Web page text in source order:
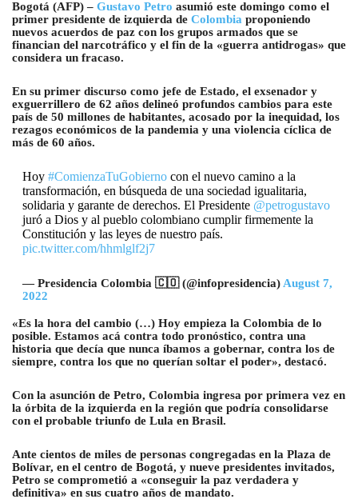
Bogotá (AFP) – Gustavo Petro asumió este domingo como el
primer presidente de izquierda de Colombia proponiendo
nuevos acuerdos de paz con los grupos armados que se
financian del narcotráfico y el fin de la «guerra antidrogas» que
considera un fracaso.
En su primer discurso como jefe de Estado, el exsenador y
exguerrillero de 62 años delineó profundos cambios para este
país de 50 millones de habitantes, acosado por la inequidad, los
rezagos económicos de la pandemia y una violencia cíclica de
más de 60 años.
Hoy #ComienzaTuGobiernocon el nuevo camino a la
transformación, en búsqueda de una sociedad igualitaria,
solidaria y garante de derechos. El Presidente @petrogustavo
juró a Dios y al pueblo colombiano cumplir firmemente la
Constitución y las leyes de nuestro país.
pic.twitter.com/hhmlglf2j7
— Presidencia Colombia 🇨🇴 (@infopresidencia) August 7,
2022
«Es la hora del cambio (…) Hoy empieza la Colombia de lo
posible. Estamos acá contra todo pronóstico, contra una
historia que decía que nunca íbamos a gobernar, contra los de
siempre, contra los que no querían soltar el poder», destacó.
Con la asunción de Petro, Colombia ingresa por primera vez en
la órbita de la izquierda en la región que podría consolidarse
con el probable triunfo de Lula en Brasil.
Ante cientos de miles de personas congregadas en la Plaza de
Bolívar, en el centro de Bogotá, y nueve presidentes invitados,
Petro se comprometió a «conseguir la paz verdadera y
definitiva» en sus cuatro años de mandato.